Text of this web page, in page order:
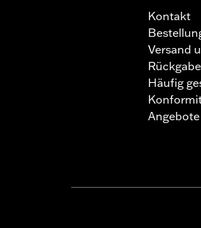
Kontakt
Versand
Häufig
Angebote